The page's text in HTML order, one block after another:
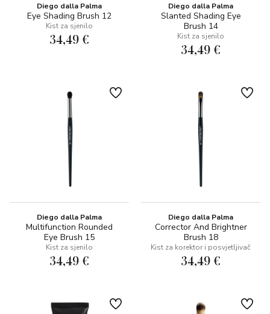
Diego dalla Palma
Eye Shading Brush 12
Kist za sjenilo
34,49 €
Diego dalla Palma
Slanted Shading Eye
Brush 14
Kist za sjenilo
34,49 €
Diego dalla Palma
Multifunction Rounded
Eye Brush 15
Kist za sjenilo
34,49 €
Diego dalla Palma
Corrector And Brightner
Brush 18
Kist za korektor i posvjetljivač
34,49 €